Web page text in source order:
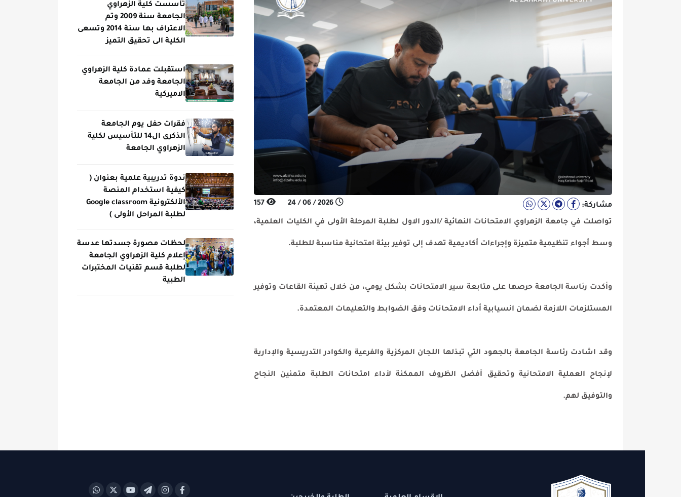
157
تواصلت في جامعة الزهراوي الامتحانات النهائية /الدور الاول لطلبة المرحلة الأولى في الكليات العلمية،
وسط أجواء تنظيمية متميزة وإجراءات أكاديمية تهدف إلى توفير بيئة امتحانية مناسبة للطلبة.
وأكدت رئاسة الجامعة حرصها على متابعة سير الامتحانات بشكل يومي، من خلال تهيئة القاعات وتوفير
المستلزمات اللازمة لضمان انسيابية أداء الامتحانات وفق الضوابط والتعليمات المعتمدة.
وقد اشادت رئاسة الجامعة بالجهود التي تبذلها اللجان المركزية والفرعية والكوادر التدريسية والإدارية
لإنجاح العملية الامتحانية وتحقيق أفضل الظروف الممكنة لأداء امتحانات الطلبة متمنين النجاح
والتوفيق لهم.
تأسست كلية الزهراوي
الجامعة سنة 2009 وتم
الاعتراف بها سنة 2014 وتسعى
الكلية الى تحقيق التميز
استقبلت عمادة كلية الزهراوي
الجامعة وفد من الجامعة
الاميركية
فقرات حفل يوم الجامعة
الذكرى ال14 للتأسيس لكلية
الزهراوي الجامعة
ندوة تدريبية علمية بعنوان (
كيفية استخدام المنصة
الألكترونية Google classroom
لطلبة المراحل الأولى )
لحظات مصورة جسدتها عدسة
إعلام كلية الزهراوي الجامعة
لطلبة قسم تقنيات المختبرات